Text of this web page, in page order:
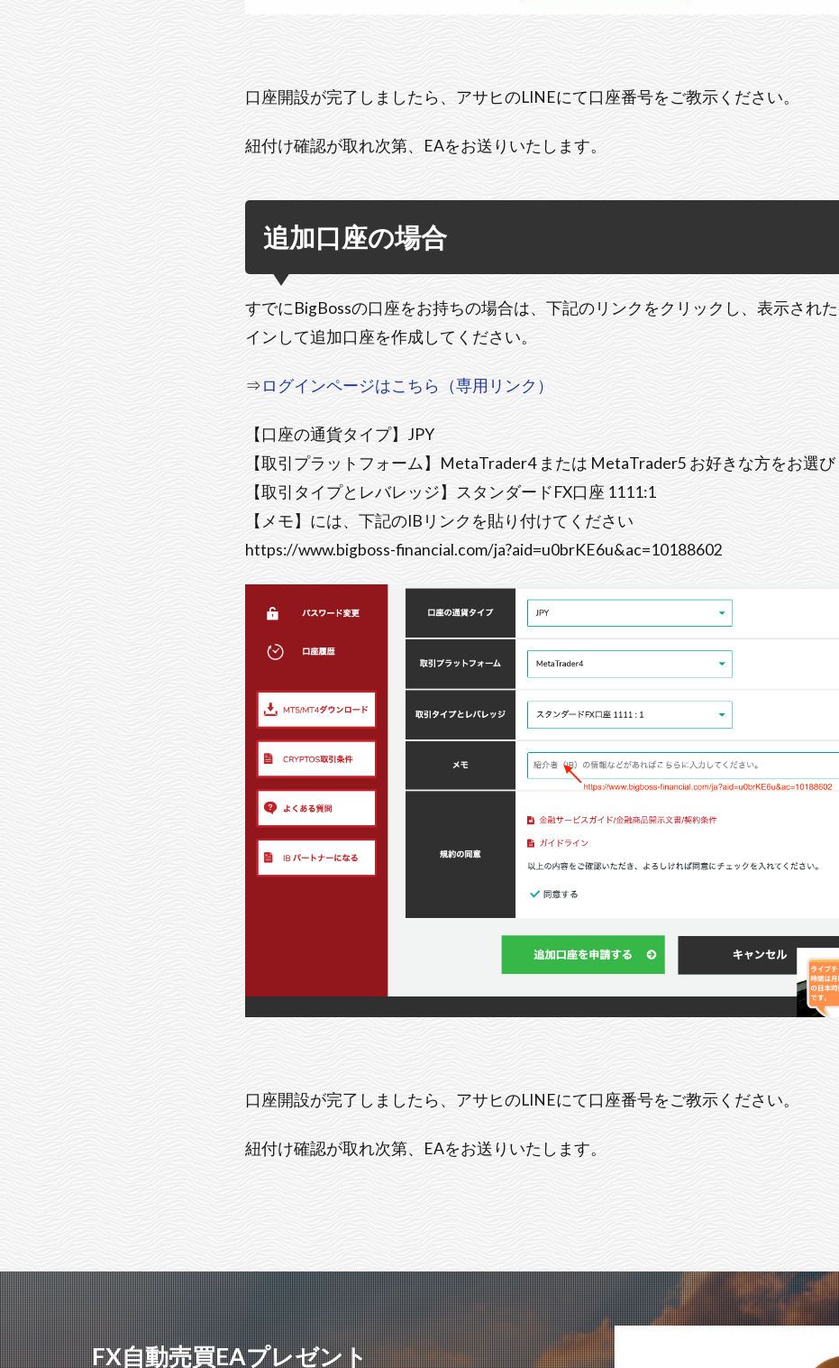
口座開設が完了しましたら、アサヒのLINEにて口座番号をご教示ください。
紐付け確認が取れ次第、EAをお送りいたします。
追加口座の場合
すでにBigBossの口座をお持ちの場合は、下記のリンクをクリックし、表示され
インして追加口座を作成してください。
⇒ログインページはこちら（専用リンク）
【口座の通貨タイプ】JPY
【取引プラットフォーム】MetaTrader4 または MetaTrader5 お好きな方をお選
【取引タイプとレバレッジ】スタンダードFX口座 1111:1
【メモ】には、下記のIBリンクを貼り付けてください
https://www.bigboss-financial.com/ja?aid=u0brKE6u&ac=10188602
口座開設が完了しましたら、アサヒのLINEにて口座番号をご教示ください。
紐付け確認が取れ次第、EAをお送りいたします。
FX自動売買EAプレゼント